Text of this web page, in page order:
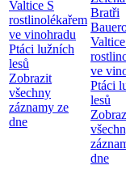
Valtice S
rostlinolékařem
ve vinohradu
Ptáci lužních
lesů
Zobrazit
všechny
záznamy ze
dne
Bratři
Valtice
ve
Ptáci
lesů
dne